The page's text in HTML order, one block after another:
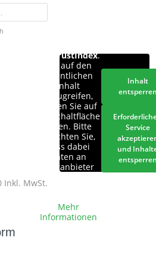
TrustIndex.
Um auf den
eigentlichen
Inhalt
zuzugreifen,
klicken Sie auf
die Schaltfläche
unten. Bitte
beachten Sie,
dass dabei
Daten an
Drittanbieter
Mehr
Informationen
Inhalt
Service
und
Inkl. MwSt.